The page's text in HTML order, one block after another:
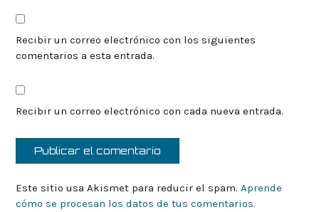
Recibir un correo electrónico con los siguientes
comentarios a esta entrada.
Recibir un correo electrónico con cada nueva entrada.
Este sitio usa Akismet para reducir el spam. Aprende
cómo se procesan los datos de tus comentarios.